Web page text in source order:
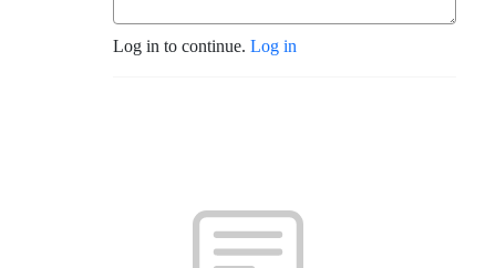
Log in to continue. Log in